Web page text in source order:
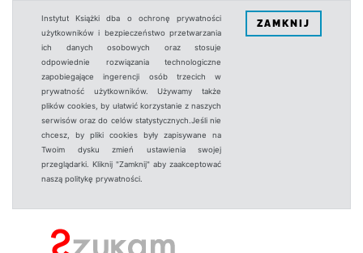
Instytut Książki dba o ochronę prywatności
użytkowników i bezpieczeństwo przetwarzania
ich danych osobowych oraz stosuje
odpowiednie rozwiązania technologiczne
zapobiegające ingerencji osób trzecich w
prywatność użytkowników. Używamy także
plików cookies, by ułatwić korzystanie z naszych
serwisów oraz do celów statystycznych.Jeśli nie
chcesz, by pliki cookies były zapisywane na
Twoim dysku zmień ustawienia swojej
przeglądarki. Kliknij "Zamknij" aby zaakceptować
naszą politykę prywatności.
ZAMKNIJ